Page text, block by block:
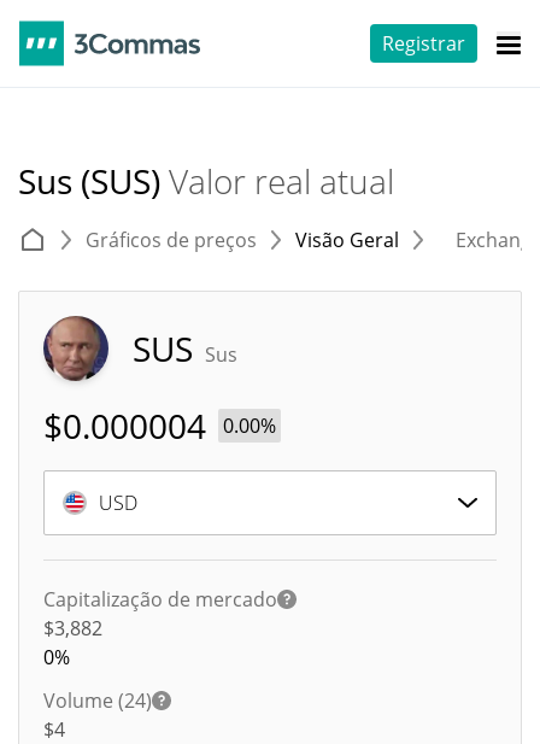
Registrar
Sus (SUS)Valor real atual
Gráficos de preços Visão Geral
SUS Sus
$0.000004 0.00%
USD
Capitalização de mercado
$3,882
0%
Volume (24)
$4